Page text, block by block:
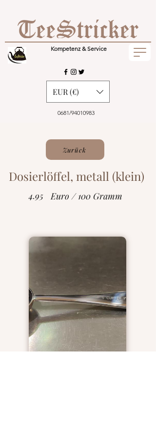
Kompetenz & Service
0681/94010983
EUR (€)
Zurück
Dosierlöffel, metall (klein)
4.95 Euro / 100 Gramm